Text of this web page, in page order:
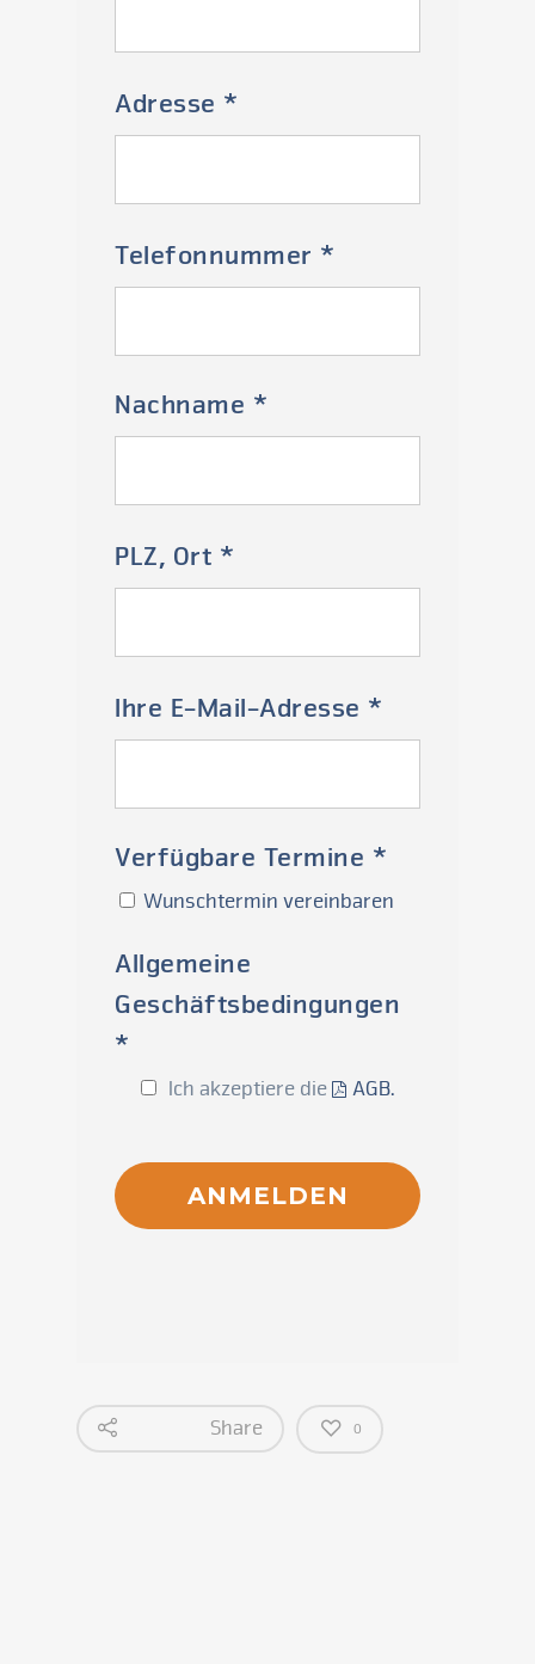
Adresse *
Telefonnummer *
Nachname *
PLZ, Ort *
Ihre E-Mail-Adresse *
Verfügbare Termine *
Wunschtermin vereinbaren
Allgemeine
Geschäftsbedingungen
*
Ich akzeptiere die AGB.
Share 0